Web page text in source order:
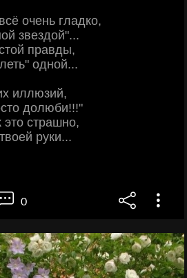
очень гладко,
звездой"...
правды,
одной...
иллюзий,
долюби!!!"
страшно,
руки...
0